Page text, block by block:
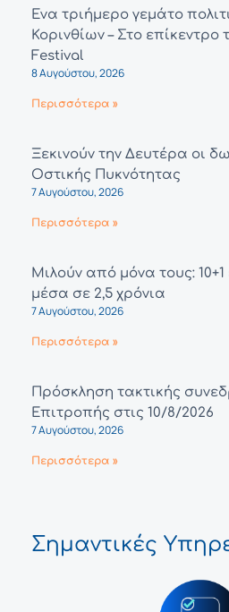
Ένα τριήμερο γεμάτο
Κορινθίων – Στο
Festival
8 Αυγούστου, 2026
Περισσότερα »
Ξεκινούν την Δευτέρα οι
Οστικής Πυκνότητας
7 Αυγούστου, 2026
Περισσότερα »
Μιλούν από μόνα τους:
μέσα σε 2,5 χρόνια
7 Αυγούστου, 2026
Περισσότερα »
Πρόσκληση τακτικής
Επιτροπής στις 10/8/2026
7 Αυγούστου, 2026
Περισσότερα »
Σημαντικές